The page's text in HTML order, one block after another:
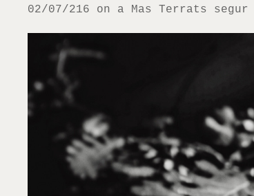
02/07/216 on a Mas Terrats